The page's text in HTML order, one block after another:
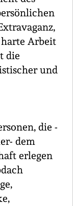
harte Arbeit
die
und
die -
dem
erlegen